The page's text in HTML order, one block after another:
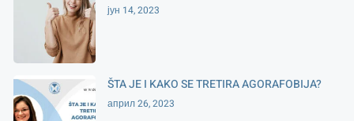
јун 14, 2023
ŠTA JE I KAKO SE TRETIRA AGORAFOBIJA?
април 26, 2023